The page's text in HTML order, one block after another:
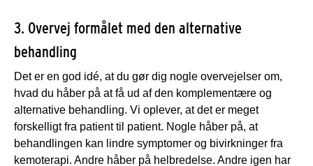
3. Overvej formålet med den alternative
behandling
Det er en god idé, at du gør dig nogle overvejelser om,
hvad du håber på at få ud af den komplementære og
alternative behandling. Vi oplever, at det er meget
forskelligt fra patient til patient. Nogle håber på, at
behandlingen kan lindre symptomer og bivirkninger fra
kemoterapi. Andre håber på helbredelse. Andre igen har